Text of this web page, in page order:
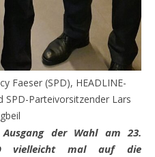
Faeser (SPD), HEADLINE-
SPD-Parteivorsitzender Lars
der Wahl am 23.
vielleicht mal auf die